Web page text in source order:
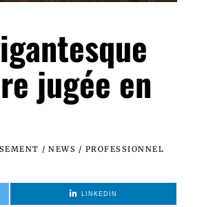
jugée en
/ NEWS / PROFESSIONNEL
LINKEDIN